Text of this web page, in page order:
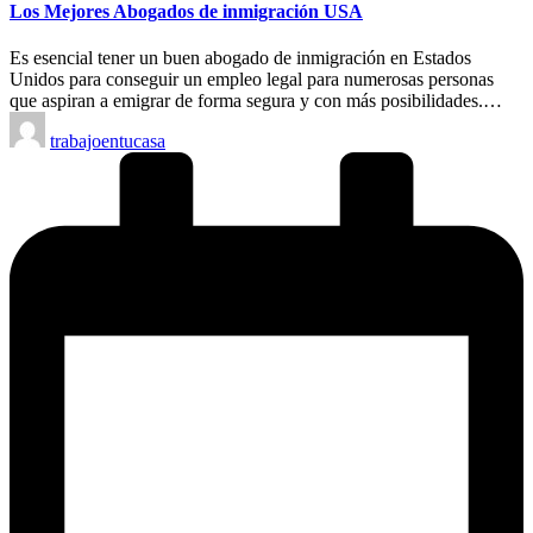
Los Mejores Abogados de inmigración USA
Es esencial tener un buen abogado de inmigración en Estados
Unidos para conseguir un empleo legal para numerosas personas
que aspiran a emigrar de forma segura y con más posibilidades.…
Publicado
por
trabajoentucasa